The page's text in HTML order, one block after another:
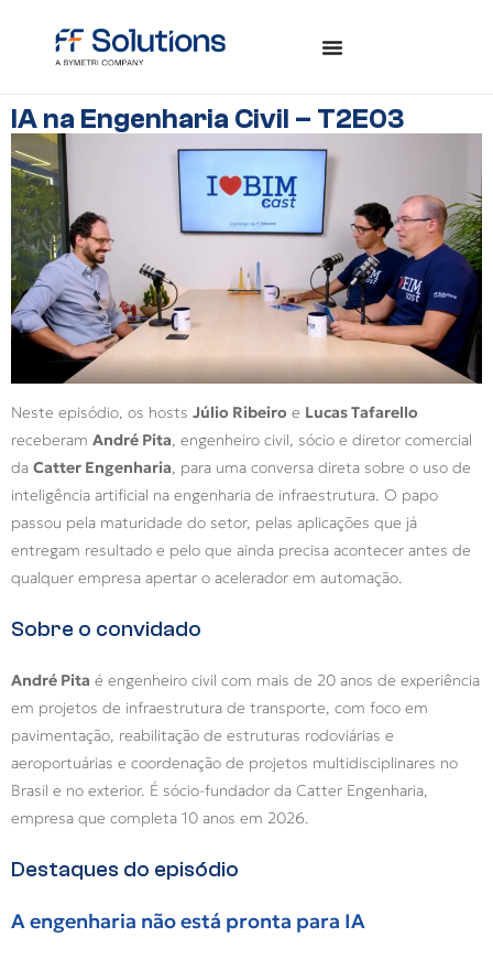
IA na Engenharia Civil – T2E03
Neste episódio, os hosts Júlio Ribeiro e Lucas Tafarello
receberam André Pita, engenheiro civil, sócio e diretor comercial
da Catter Engenharia, para uma conversa direta sobre o uso de
inteligência artificial na engenharia de infraestrutura. O papo
passou pela maturidade do setor, pelas aplicações que já
entregam resultado e pelo que ainda precisa acontecer antes de
qualquer empresa apertar o acelerador em automação.
Sobre o convidado
André Pita é engenheiro civil com mais de 20 anos de experiência
em projetos de infraestrutura de transporte, com foco em
pavimentação, reabilitação de estruturas rodoviárias e
aeroportuárias e coordenação de projetos multidisciplinares no
Brasil e no exterior. É sócio-fundador da Catter Engenharia,
empresa que completa 10 anos em 2026.
Destaques do episódio
A engenharia não está pronta para IA